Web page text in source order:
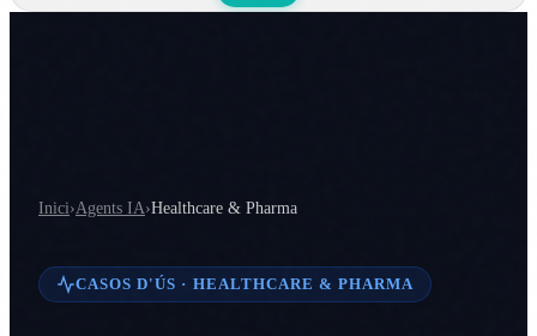
Inici›Agents IA›Healthcare & Pharma
CASOS D'ÚS · HEALTHCARE & PHARMA